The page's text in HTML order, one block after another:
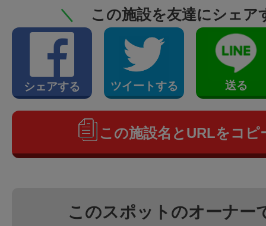
＼ この施設を友達にシェア
シェアする ツイートする 送る
この施設名とURLをコピ
このスポットのオーナー